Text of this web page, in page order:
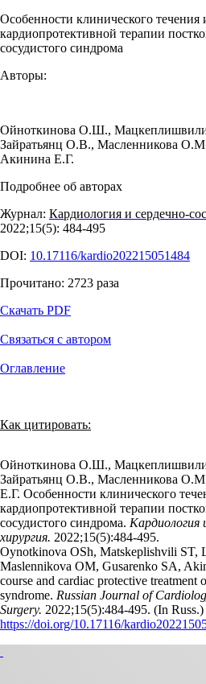
Особенности клинического течения
кардиопротективной терапии
сосудистого синдрома
Авторы:
Ойноткинова О.Ш.,
Зайратьянц О.В., Масленникова
Акинина Е.Г.
Подробнее об авторах
Журнал: Кардиология и сердечно-
2022;15(5): 484‑495
DOI: 10.17116/kardio202215051484
Прочитано: 2723 раза
Скачать PDF
Связаться с автором
Оглавление
Как цитировать:
Ойноткинова О.Ш.,
Зайратьянц О.В., Масленникова
Е.Г. Особенности клинического
кардиопротективной терапии
сосудистого синдрома. Кардиология
хирургия. 2022;15(5):484‑495.
Oynotkinova OSh, Matskeplishvili ST,
Maslennikova OM, Gusarenko SA,
course and cardiac protective
syndrome. Russian Journal of
Surgery. 2022;15(5):484‑495. (In Russ.)
https://doi.org/10.17116/